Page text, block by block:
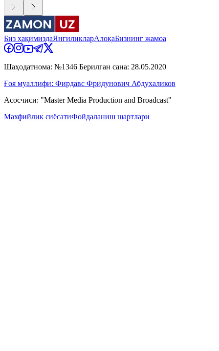
Биз ҳақимиздаЯнгиликларАлоқаБизнинг жамоа
Шаҳодатнома: №1346 Берилган сана: 28.05.2020
Ғоя муаллифи: Фирдавс Фридунович Абдухаликов
Асосчиси: "Master Media Production and Broadcast"
Махфийлик сиёсатиФойдаланиш шартлари